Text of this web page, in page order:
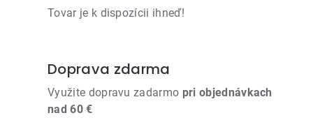
Tovar je k dispozícii ihneď!
Doprava zdarma
Využite dopravu zadarmo pri objednávkach
nad 60 €